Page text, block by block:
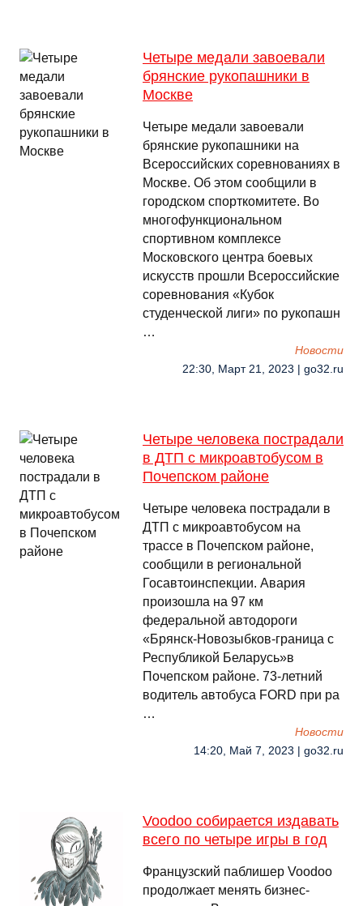
Четыре медали завоевали
брянские рукопашники в
Москве
Четыре медали завоевали
брянские рукопашники на
Всероссийских соревнованиях в
Москве. Об этом сообщили в
городском спорткомитете. Во
многофункциональном
спортивном комплексе
Московского центра боевых
искусств прошли Всероссийские
соревнования «Кубок
студенческой лиги» по рукопашн
…
Новости
22:30, Март 21, 2023 | go32.ru
Четыре человека пострадали
в ДТП с микроавтобусом в
Почепском районе
Четыре человека пострадали в
ДТП с микроавтобусом на
трассе в Почепском районе,
сообщили в региональной
Госавтоинспекции. Авария
произошла на 97 км
федеральной автодороги
«Брянск-Новозыбков-граница с
Республикой Беларусь»в
Почепском районе. 73-летний
водитель автобуса FORD при ра
…
Новости
14:20, Май 7, 2023 | go32.ru
Voodoo собирается издавать
всего по четыре игры в год
Французский паблишер Voodoo
продолжает менять бизнес-